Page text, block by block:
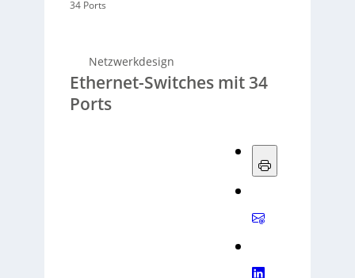
34 Ports
Netzwerkdesign
Ethernet-Switches mit 34
Ports